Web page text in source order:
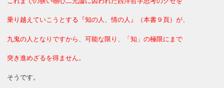
乗り越えていこうとする『知の人、情の人』（本書９頁）が、
九鬼の人となりですから、可能な限り、「知」の極限にまで
突き進めざるを得ません。
そうです。